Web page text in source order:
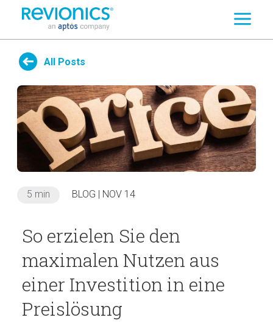
Search
All Posts
5 min BLOG | NOV 14
So erzielen Sie den
maximalen Nutzen aus
einer Investition in eine
Preislösung